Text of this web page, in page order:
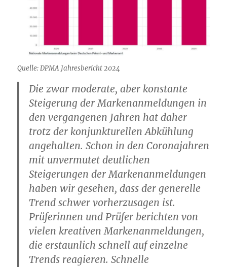
Quelle: DPMA Jahresbericht 2024
Die zwar moderate, aber konstante
Steigerung der Markenanmeldungen in
den vergangenen Jahren hat daher
trotz der konjunkturellen Abkühlung
angehalten. Schon in den Coronajahren
mit unvermutet deutlichen
Steigerungen der Markenanmeldungen
haben wir gesehen, dass der generelle
Trend schwer vorherzusagen ist.
Prüferinnen und Prüfer berichten von
vielen kreativen Markenanmeldungen,
die erstaunlich schnell auf einzelne
Trends reagieren. Schnelle